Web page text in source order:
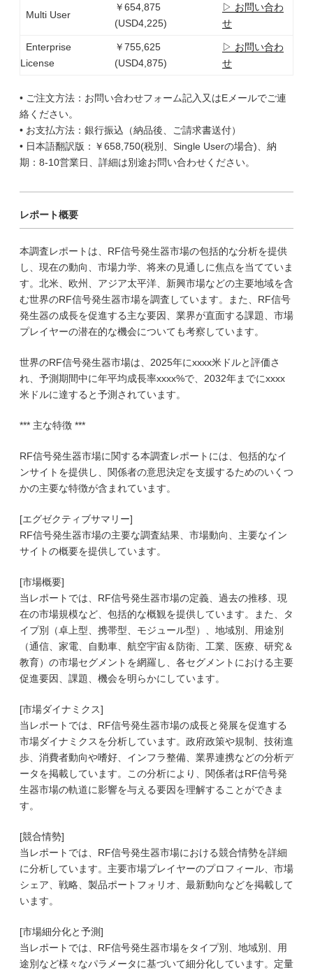
Multi User
￥654,875
(USD4,225)
▷ お問い合わ
せ
Enterprise
License
￥755,625
(USD4,875)
▷ お問い合わ
せ
• ご注文方法：お問い合わせフォーム記入又はEメールでご連
絡ください。
• お支払方法：銀行振込（納品後、ご請求書送付）
• 日本語翻訳版：￥658,750(税別、Single Userの場合)、納
期：8-10営業日、詳細は別途お問い合わせください。
レポート概要
本調査レポートは、RF信号発生器市場の包括的な分析を提供
し、現在の動向、市場力学、将来の見通しに焦点を当てていま
す。北米、欧州、アジア太平洋、新興市場などの主要地域を含
む世界のRF信号発生器市場を調査しています。また、RF信号
発生器の成長を促進する主な要因、業界が直面する課題、市場
プレイヤーの潜在的な機会についても考察しています。
世界のRF信号発生器市場は、2025年にxxxx米ドルと評価さ
れ、予測期間中に年平均成長率xxxx%で、2032年までにxxxx
米ドルに達すると予測されています。
*** 主な特徴 ***
RF信号発生器市場に関する本調査レポートには、包括的なイ
ンサイトを提供し、関係者の意思決定を支援するためのいくつ
かの主要な特徴が含まれています。
[エグゼクティブサマリー]
RF信号発生器市場の主要な調査結果、市場動向、主要なイン
サイトの概要を提供しています。
[市場概要]
当レポートでは、RF信号発生器市場の定義、過去の推移、現
在の市場規模など、包括的な概観を提供しています。また、タ
イプ別（卓上型、携帯型、モジュール型）、地域別、用途別
（通信、家電、自動車、航空宇宙＆防衛、工業、医療、研究＆
教育）の市場セグメントを網羅し、各セグメントにおける主要
促進要因、課題、機会を明らかにしています。
[市場ダイナミクス]
当レポートでは、RF信号発生器市場の成長と発展を促進する
市場ダイナミクスを分析しています。政府政策や規制、技術進
歩、消費者動向や嗜好、インフラ整備、業界連携などの分析デ
ータを掲載しています。この分析により、関係者はRF信号発
生器市場の軌道に影響を与える要因を理解することができま
す。
[競合情勢]
当レポートでは、RF信号発生器市場における競合情勢を詳細
に分析しています。主要市場プレイヤーのプロフィール、市場
シェア、戦略、製品ポートフォリオ、最新動向などを掲載して
います。
[市場細分化と予測]
当レポートでは、RF信号発生器市場をタイプ別、地域別、用
途別など様々なパラメータに基づいて細分化しています。定量